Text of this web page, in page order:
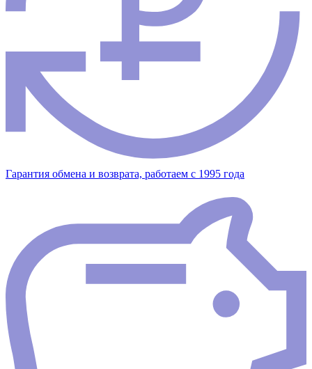
Гарантия обмена и возврата, работаем с 1995 года